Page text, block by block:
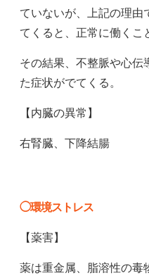
ていないが、
上記の理
てくると、正常に働くこ
その結果、不整脈や心伝
た症状がでてくる。
【内臓の異常】
右腎臓、下降結腸
◯環境ストレス
【薬害】
薬は重金属、脂溶性の毒